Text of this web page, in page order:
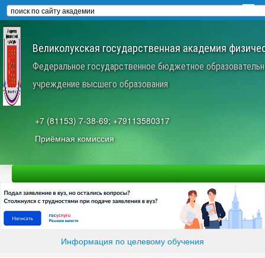
Великолукская государственная академия
Федеральное государственное бюджетное
учреждение высшего образования
+7 (81153) 7-38-69; +79113580317
Приёмная комиссия
Информация по целевому обучения